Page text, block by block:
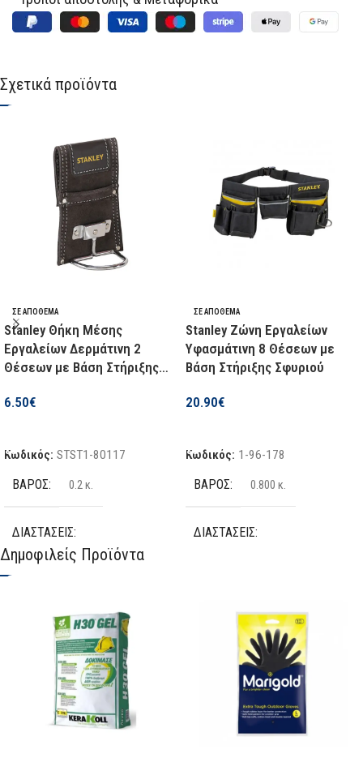
Σχετικά προϊόντα
ΣΕ ΑΠΌΘΕΜΑ
Stanley Θήκη Μέσης
Εργαλείων Δερμάτινη 2
Θέσεων με Βάση Στήριξης
6.50€
Κωδικός: STST1-80117
ΒΆΡΟΣ 0.2 κ.
ΔΙΑΣΤΆΣΕΙΣ
Θήκη Μέσης
2
Δέρμα
ΣΕ ΑΠΌΘΕΜΑ
Stanley Ζώνη Εργαλείων
Υφασμάτινη 8 Θέσεων με
Βάση Στήριξης Σφυριού
20.90€
Κωδικός: 1-96-178
ΒΆΡΟΣ 0.800 κ.
ΔΙΑΣΤΆΣΕΙΣ
Ζώνη
Υφασμάτινη
8
Δημοφιλείς Προϊόντα